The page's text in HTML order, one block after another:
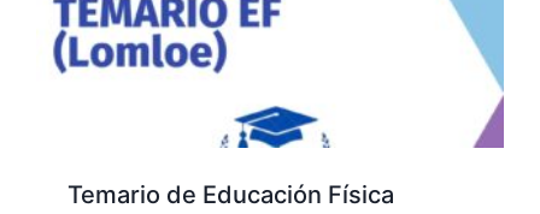
Temario de Educación Física